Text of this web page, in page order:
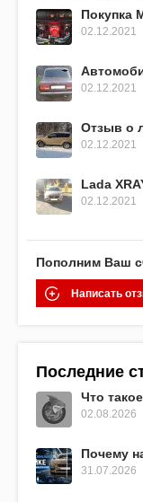
Покупка
02.12.2021
02.12.2021
Отзыв о
02.12.2021
Lada
02.12.2021
Пополним Ваш
Написать
Последние
Что
02.08.2026
Почему
31.07.2026